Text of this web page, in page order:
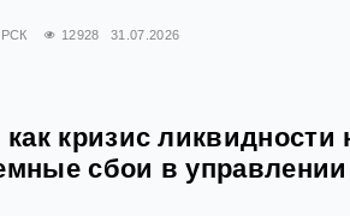
12928 31.07.2026
кризис ликвидности
сбои в управлении